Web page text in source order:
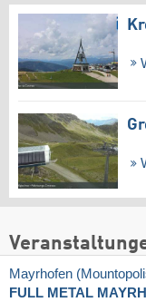
Mayrhofen
FULL METAL